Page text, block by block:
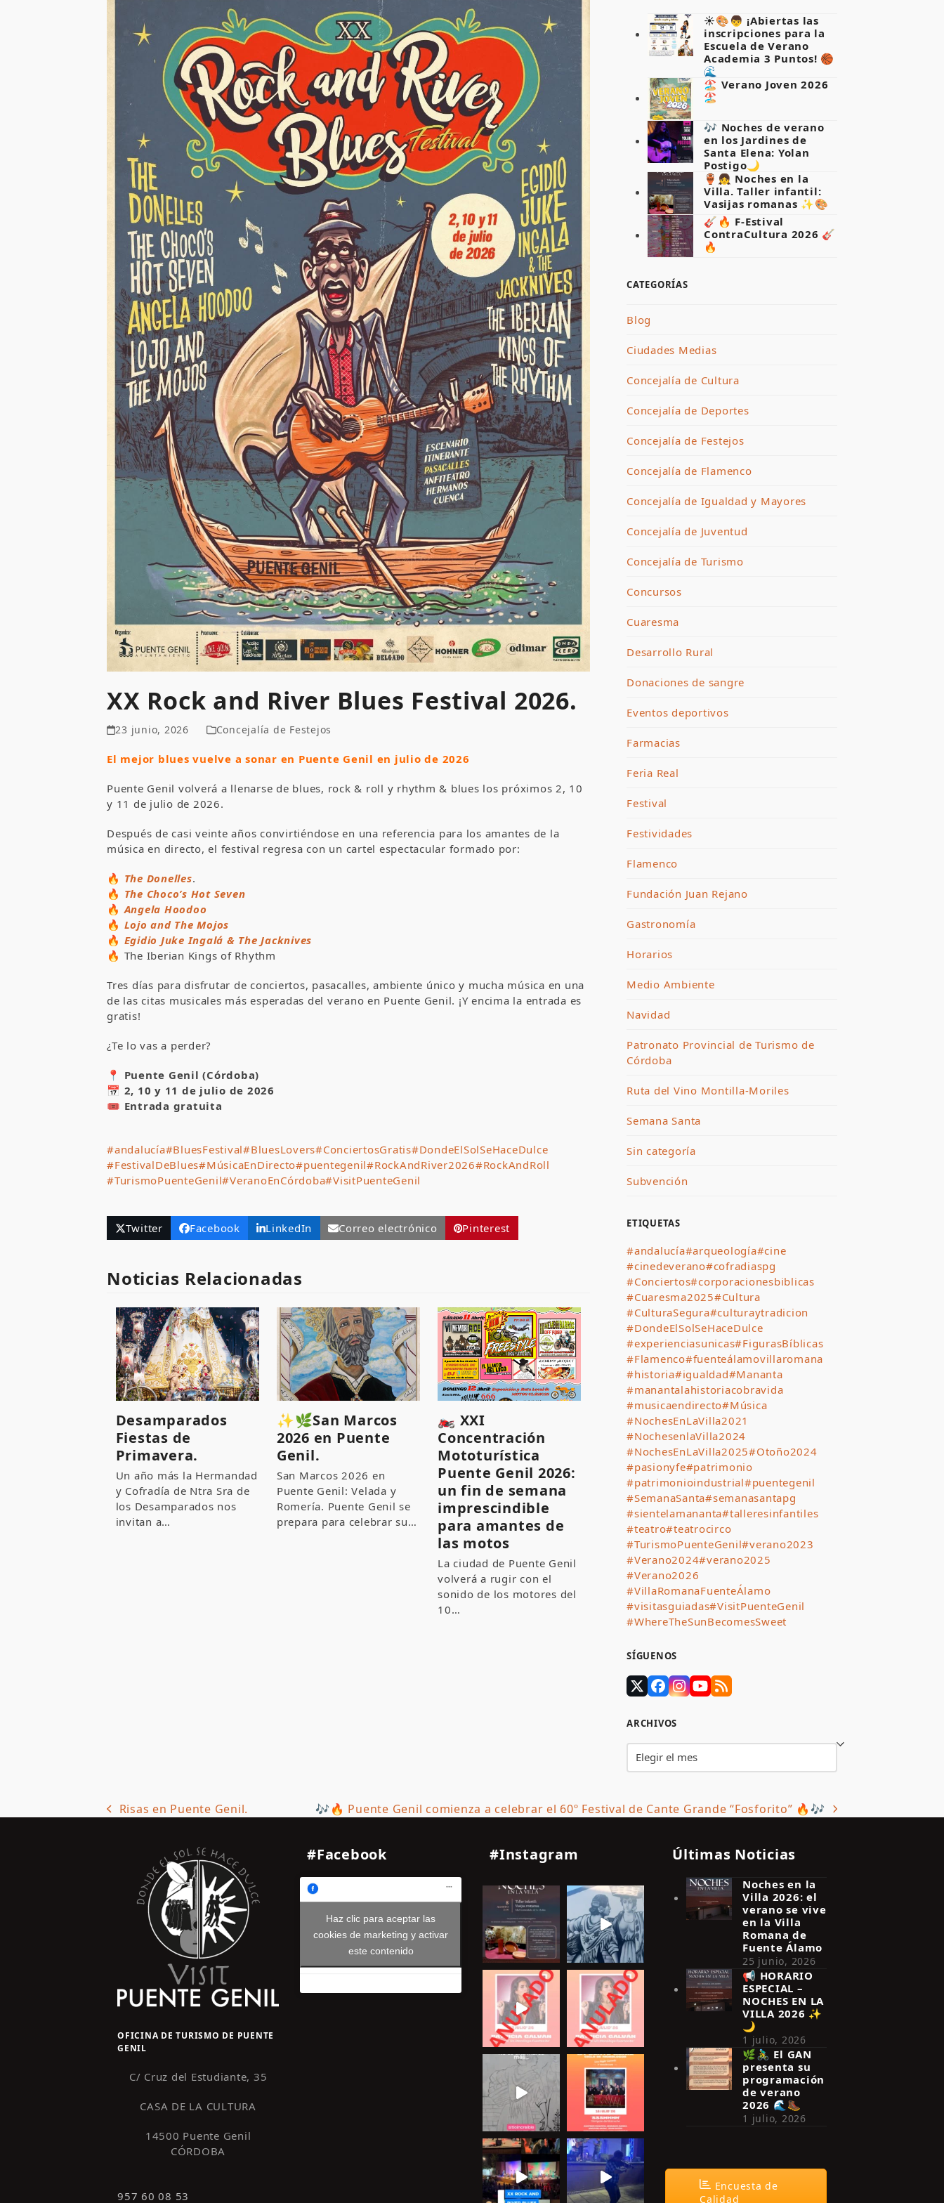
XX Rock and River Blues Festival 2026.
23 junio, 2026 Concejalía de Festejos
El mejor blues vuelve a sonar en Puente Genil en julio de 2026
Puente Genil volverá a llenarse de blues, rock & roll y rhythm & blues los próximos 2, 10
y 11 de julio de 2026.
Después de casi veinte años convirtiéndose en una referencia para los amantes de la
música en directo, el festival regresa con un cartel espectacular formado por:
🔥 The Donelles.
🔥 The Choco’s Hot Seven
🔥Angela Hoodoo
🔥 Lojo and The Mojos
🔥 Egidio Juke Ingalá & The Jacknives
🔥 The Iberian Kings of Rhythm
Tres días para disfrutar de conciertos, pasacalles, ambiente único y mucha música en una
de las citas musicales más esperadas del verano en Puente Genil. ¡Y encima la entrada es
gratis!
¿Te lo vas a perder?
📍 Puente Genil (Córdoba)
📅 2, 10 y 11 de julio de 2026
🎟 Entrada gratuita
#andalucía#BluesFestival#BluesLovers#ConciertosGratis#DondeElSolSeHaceDulce
#FestivalDeBlues#MúsicaEnDirecto#puentegenil#RockAndRiver2026#RockAndRoll
#TurismoPuenteGenil#VeranoEnCórdoba#VisitPuenteGenil
Twitter Facebook LinkedIn Correo electrónico Pinterest
Noticias Relacionadas
Desamparados
Fiestas de
Primavera.
Un año más la Hermandad
y Cofradía de Ntra Sra de
los Desamparados nos
invitan a…
✨🌿San Marcos
2026 en Puente
Genil.
San Marcos 2026 en
Puente Genil: Velada y
Romería. Puente Genil se
prepara para celebrar su…
🏍️ XXI
Concentración
Mototurística
Puente Genil 2026:
un fin de semana
imprescindible
para amantes de
las motos
La ciudad de Puente Genil
volverá a rugir con el
sonido de los motores del
10…
☀️🎨👦 ¡Abiertas las
inscripciones para la
Escuela de Verano
Academia 3 Puntos! 🏀
🌊
🏖️ Verano Joven 2026
🏖️
🎶 Noches de verano
en los Jardines de
Santa Elena: Yolan
Postigo🌙
🏺👧 Noches en la
Villa. Taller infantil:
Vasijas romanas ✨🎨
🎸🔥 F-Estival
ContraCultura 2026 🎸
🔥
CATEGORÍAS
Blog
Ciudades Medias
Concejalía de Cultura
Concejalía de Deportes
Concejalía de Festejos
Concejalía de Flamenco
Concejalía de Igualdad y Mayores
Concejalía de Juventud
Concejalía de Turismo
Concursos
Cuaresma
Desarrollo Rural
Donaciones de sangre
Eventos deportivos
Farmacias
Feria Real
Festival
Festividades
Flamenco
Fundación Juan Rejano
Gastronomía
Horarios
Medio Ambiente
Navidad
Patronato Provincial de Turismo de
Córdoba
Ruta del Vino Montilla-Moriles
Semana Santa
Sin categoría
Subvención
ETIQUETAS
#andalucía#arqueología#cine
#cinedeverano#cofradiaspg
#Conciertos#corporacionesbiblicas
#Cuaresma2025#Cultura
#CulturaSegura#culturaytradicion
#DondeElSolSeHaceDulce
#experienciasunicas#FigurasBíblicas
#Flamenco#fuenteálamovillaromana
#historia#igualdad#Mananta
#manantalahistoriacobravida
#musicaendirecto#Música
#NochesEnLaVilla2021
#NochesenlaVilla2024
#NochesEnLaVilla2025#Otoño2024
#pasionyfe#patrimonio
#patrimonioindustrial#puentegenil
#SemanaSanta#semanasantapg
#sientelamananta#talleresinfantiles
#teatro#teatrocirco
#TurismoPuenteGenil#verano2023
#Verano2024#verano2025
#Verano2026
#VillaRomanaFuenteÁlamo
#visitasguiadas#VisitPuenteGenil
#WhereTheSunBecomesSweet
SÍGUENOS
Twitter
Facebook
Instagram
YouTube
RSS
ARCHIVOS
Archivos
previous
Risas en Puente Genil.
next
🎶🔥 Puente Genil comienza a celebrar el 60º Festival de Cante Grande “Fosforito” 🔥🎶
OFICINA DE TURISMO DE PUENTE
GENIL
C/ Cruz del Estudiante, 35
CASA DE LA CULTURA
14500 Puente Genil
CÓRDOBA
957 60 08 53
#Facebook
Haz clic para aceptar las
cookies de marketing y activar
este contenido
#Instagram Últimas Noticias
Noches en la
Villa 2026: el
verano se vive
en la Villa
Romana de
Fuente Álamo
25 junio, 2026
📢 HORARIO
ESPECIAL –
NOCHES EN LA
VILLA 2026 ✨
🌙
1 julio, 2026
🌿🚴‍♂️ El GAN
presenta su
programación
de verano
2026 🌊🥾
1 julio, 2026
Encuesta de
Calidad